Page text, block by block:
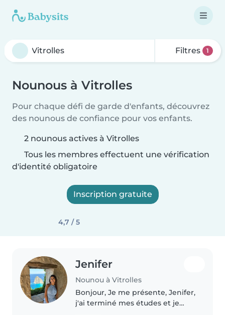
Filtres 1
Nounous à Vitrolles
Pour chaque défi de garde d'enfants, découvrez
des nounous de confiance pour vos enfants.
2 nounous actives à Vitrolles
Tous les membres effectuent une vérification
d'identité obligatoire
Inscription gratuite
4,7 / 5
Jenifer
Nounou à Vitrolles
Bonjour, Je me présente, Jenifer,
j'ai terminé mes études et je